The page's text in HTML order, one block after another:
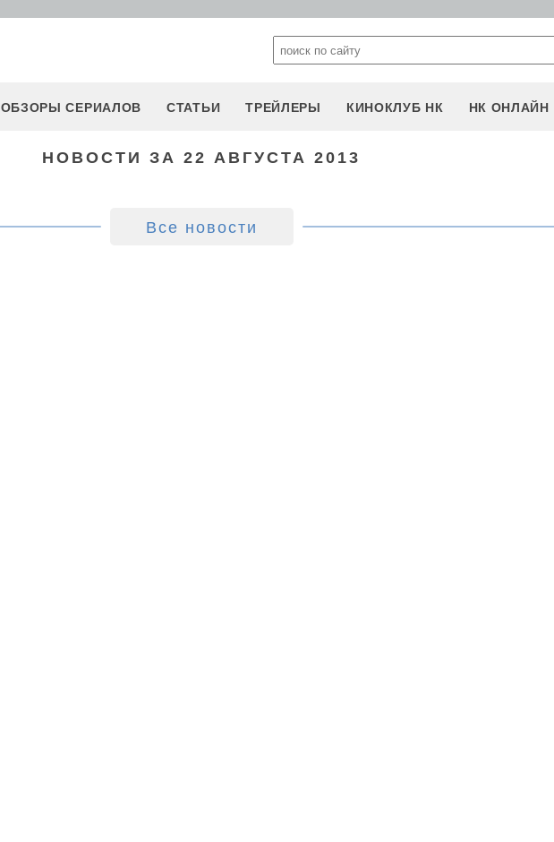
ОБЗОРЫ СЕРИАЛОВ СТАТЬИ ТРЕЙЛЕРЫ КИНОКЛУБ НК НК ОНЛАЙН
НОВОСТИ ЗА 22 АВГУСТА 2013
Все новости